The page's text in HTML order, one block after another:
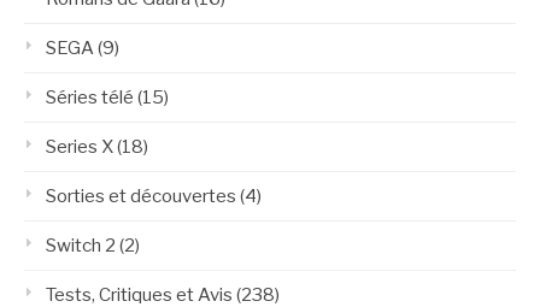
SEGA(9)
Séries télé (15)
Series X(18)
Sorties et découvertes (4)
Switch 2 (2)
Tests, Critiques et Avis (238)